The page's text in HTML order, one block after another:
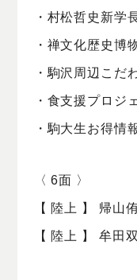
・村松哲史新学
・禅文化歴史博
・駒沢周辺こだ
・食支援プロジ
・駒大生お得情
〈 6面 〉
【 陸上 】 帰山
【 陸上 】 牟田